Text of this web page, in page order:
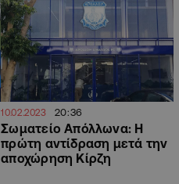
10.02.2023 20:36
Σωματείο Απόλλωνα: Η
πρώτη αντίδραση μετά την
αποχώρηση Κίρζη